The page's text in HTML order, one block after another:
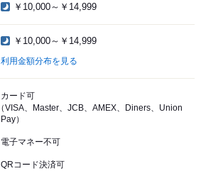
￥10,000～￥14,999
￥10,000～￥14,999
利用金額分布を見る
カード可
（VISA、Master、JCB、AMEX、Diners、Union
Pay）
電子マネー不可
QRコード決済可